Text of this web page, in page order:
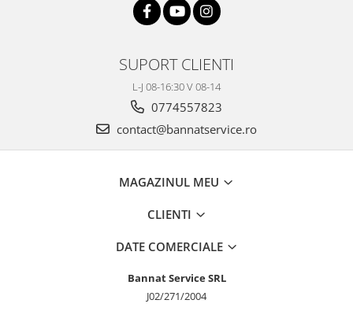
SUPORT CLIENTI
L-J 08-16:30 V 08-14
0774557823
contact@bannatservice.ro
MAGAZINUL MEU
CLIENTI
DATE COMERCIALE
Bannat Service SRL
J02/271/2004